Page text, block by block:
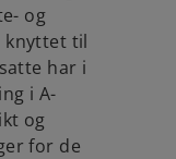
og
knyttet til
har i
i A-
og
for de